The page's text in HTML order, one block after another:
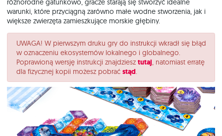
różnorodne gatunkowo, gracze starają się stworzyć idealne
warunki, które przyciągną zarówno małe wodne stworzenia, jak i
większe zwierzęta zamieszkujące morskie głębiny.
UWAGA! W pierwszym druku gry do instrukcji wkradł się błąd
w oznaczeniu ekosystemów lokalnego i globalnego.
Poprawioną wersję instrukcji znajdziesz tutaj , natomiast erratę
dla fizycznej kopii możesz pobrać stąd